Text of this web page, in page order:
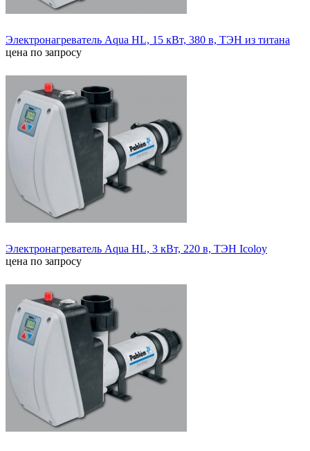
Электронагреватель Aqua HL, 15 кВт, 380 в, ТЭН из титана
цена по запросу
Электронагреватель Aqua HL, 3 кВт, 220 в, ТЭН Icoloy
цена по запросу